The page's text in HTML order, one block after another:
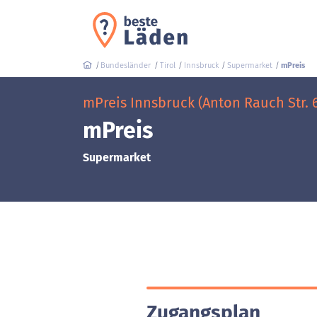
Bundesländer Tirol Innsbruck Supermarket mPreis
mPreis Innsbruck (Anton Rauch Str.
mPreis
Supermarket